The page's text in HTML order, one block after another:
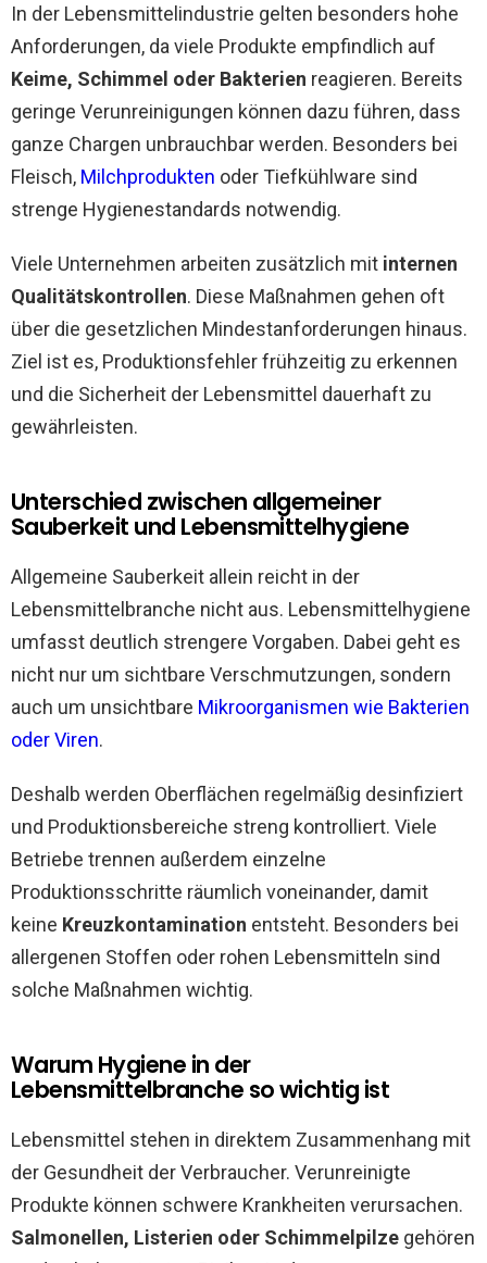
In der Lebensmittelindustrie gelten besonders hohe
Anforderungen, da viele Produkte empfindlich auf
Keime, Schimmel oder Bakterien reagieren. Bereits
geringe Verunreinigungen können dazu führen, dass
ganze Chargen unbrauchbar werden. Besonders bei
Fleisch, Milchprodukten oder Tiefkühlware sind
strenge Hygienestandards notwendig.
Viele Unternehmen arbeiten zusätzlich mit internen
Qualitätskontrollen. Diese Maßnahmen gehen oft
über die gesetzlichen Mindestanforderungen hinaus.
Ziel ist es, Produktionsfehler frühzeitig zu erkennen
und die Sicherheit der Lebensmittel dauerhaft zu
gewährleisten.
Unterschied zwischen allgemeiner
Sauberkeit und Lebensmittelhygiene
Allgemeine Sauberkeit allein reicht in der
Lebensmittelbranche nicht aus. Lebensmittelhygiene
umfasst deutlich strengere Vorgaben. Dabei geht es
nicht nur um sichtbare Verschmutzungen, sondern
auch um unsichtbare Mikroorganismen wie Bakterien
oder Viren.
Deshalb werden Oberflächen regelmäßig desinfiziert
und Produktionsbereiche streng kontrolliert. Viele
Betriebe trennen außerdem einzelne
Produktionsschritte räumlich voneinander, damit
keine Kreuzkontamination entsteht. Besonders bei
allergenen Stoffen oder rohen Lebensmitteln sind
solche Maßnahmen wichtig.
Warum Hygiene in der
Lebensmittelbranche so wichtig ist
Lebensmittel stehen in direktem Zusammenhang mit
der Gesundheit der Verbraucher. Verunreinigte
Produkte können schwere Krankheiten verursachen.
Salmonellen, Listerien oder Schimmelpilze gehören